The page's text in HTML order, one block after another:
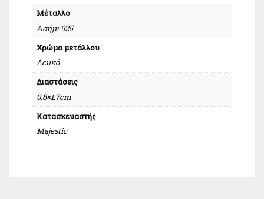
Μέταλλο
Ασήμι 925
Χρώμα μετάλλου
Λευκό
Διαστάσεις
0,8×1,7cm
Κατασκευαστής
Majestic